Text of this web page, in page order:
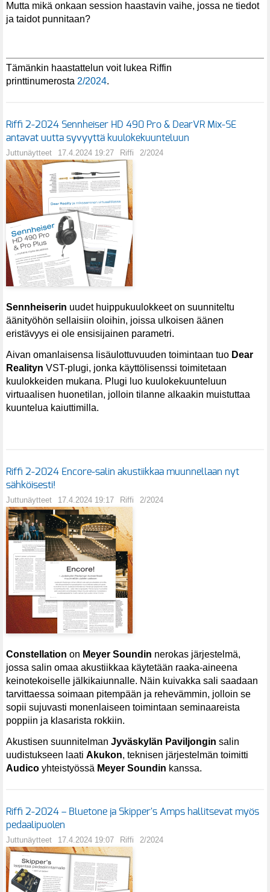
Mutta mikä onkaan session haastavin vaihe, jossa ne tiedot
ja taidot punnitaan?
Tämänkin haastattelun voit lukea Riffin
printtinumerosta 2/2024.
Riffi 2-2024 Sennheiser HD 490 Pro & DearVR Mix-SE
antavat uutta syvyyttä kuulokekuunteluun
Juttunäytteet 17.4.2024 19:27 Riffi 2/2024
Sennheiserin uudet huippukuulokkeet on suunniteltu
äänityöhön sellaisiin oloihin, joissa ulkoisen äänen
eristävyys ei ole ensisijainen parametri.
Aivan omanlaisensa lisäulottuvuuden toimintaan tuo Dear
Realityn VST-plugi, jonka käyttölisenssi toimitetaan
kuulokkeiden mukana. Plugi luo kuulokekuunteluun
virtuaalisen huonetilan, jolloin tilanne alkaakin muistuttaa
kuuntelua kaiuttimilla.
Riffi 2-2024 Encore-salin akustiikkaa muunnellaan nyt
sähköisesti!
Juttunäytteet 17.4.2024 19:17 Riffi 2/2024
Constellation on Meyer Soundin nerokas järjestelmä,
jossa salin omaa akustiikkaa käytetään raaka-aineena
keinotekoiselle jälkikaiunnalle. Näin kuivakka sali saadaan
tarvittaessa soimaan pitempään ja rehevämmin, jolloin se
sopii sujuvasti monenlaiseen toimintaan seminaareista
poppiin ja klasarista rokkiin.
Akustisen suunnitelman Jyväskylän Paviljongin salin
uudistukseen laati Akukon, teknisen järjestelmän toimitti
Audico yhteistyössä Meyer Soundin kanssa.
Riffi 2-2024 – Bluetone ja Skipper's Amps hallitsevat myös
pedaalipuolen
Juttunäytteet 17.4.2024 19:07 Riffi 2/2024